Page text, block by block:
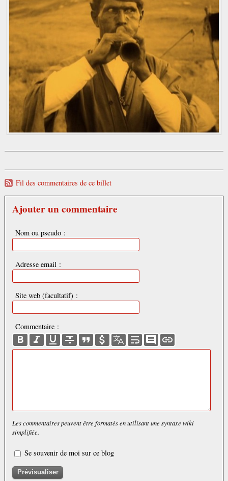
Fil des commentaires de ce billet
Ajouter un commentaire
Nom ou pseudo :
Adresse email :
Site web (facultatif) :
Commentaire :
Les commentaires peuvent être formatés en utilisant une syntaxe wiki
simplifiée.
Se souvenir de moi sur ce blog